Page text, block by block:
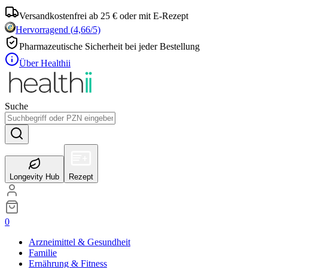
Versandkostenfrei ab 25 € oder mit E-Rezept
Hervorragend (4,66/5)
Pharmazeutische Sicherheit bei jeder Bestellung
Über Healthii
Suche
Longevity Hub Rezept
0
Arzneimittel & Gesundheit
Familie
Ernährung & Fitness